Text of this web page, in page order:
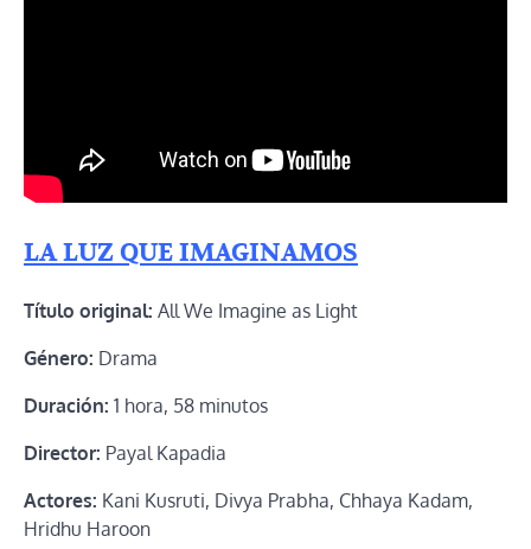
LA LUZ QUE IMAGINAMOS
Título original: All We Imagine as Light
Género: Drama
Duración: 1 hora, 58 minutos
Director: Payal Kapadia
Actores: Kani Kusruti, Divya Prabha, Chhaya Kadam,
Hridhu Haroon